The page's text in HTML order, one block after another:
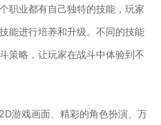
职业都有自己独特的技能，玩家
能进行培养和升级。不同的技能
策略，让玩家在战斗中体验到不
游戏画面、精彩的角色扮演、万